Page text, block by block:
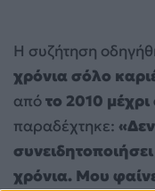
Η συζήτηση
χρόνια σόλο
απότο 2010
παραδέχτηκε:
χρόνια. Μου